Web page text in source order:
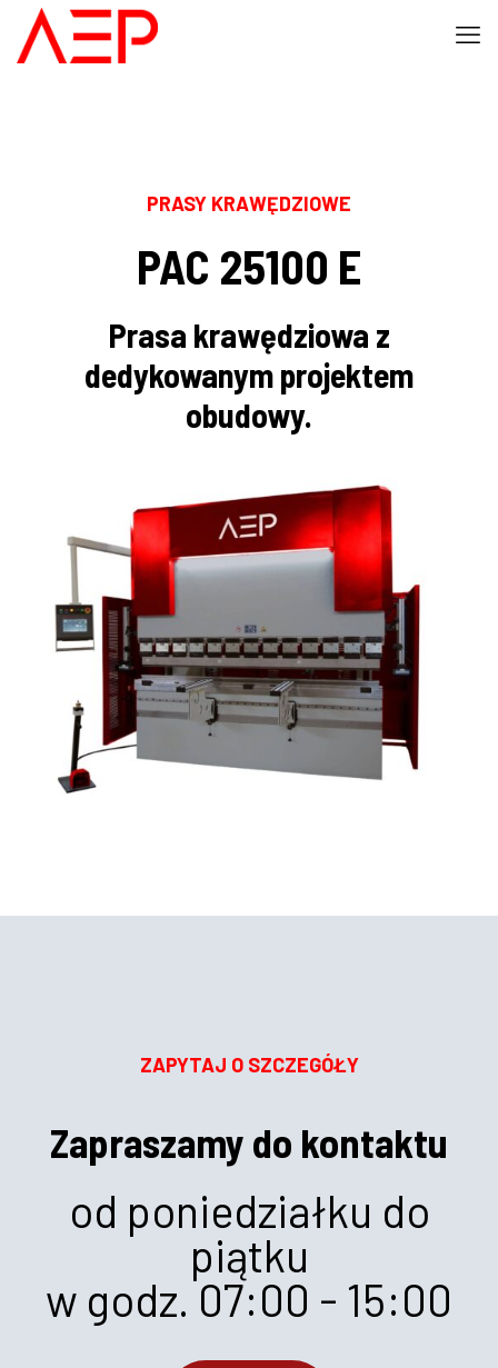
PRASY KRAWĘDZIOWE
PAC 25100 E
Prasa krawędziowa z
dedykowanym projektem
obudowy.
ZAPYTAJ O SZCZEGÓŁY
Zapraszamy do kontaktu
od poniedziałku do
piątku
w godz. 07:00 - 15:00